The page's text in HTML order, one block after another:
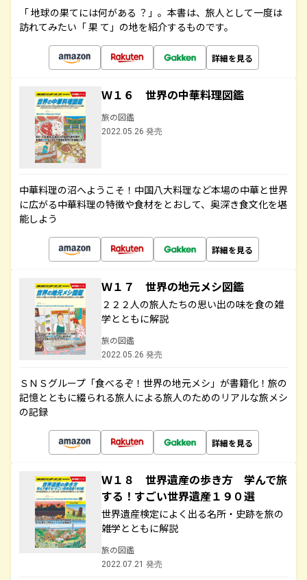
「 地球の果てには何がある ？」。本書は、旅人として一度は
訪れてみたい「 果 て」の地を紹介するものです。
詳細を見る
Ｗ１６ 世界の中華料理図鑑
旅の図鑑
2022.05.26 発売
中華料理の沼へようこそ！中国八大料理など本場の中華と世界
に広がる中華料理の特徴や食材をとおして、奥深き食文化を堪
能しよう
詳細を見る
Ｗ１７ 世界の地元メシ図鑑
２２２人の旅人たちの思い出の味を食の雑
学とともに解説
旅の図鑑
2022.05.26 発売
ＳＮＳグループ「食べるぞ！世界の地元メシ」が書籍化！旅の
記憶とともに綴られる旅人による旅人のためのリアルな旅メシ
の記録
詳細を見る
Ｗ１８ 世界遺産の歩き方 学んで旅
する！すごい世界遺産１９０選
世界遺産検定によく出る名所・史跡を旅の
雑学とともに解説
旅の図鑑
2022.07.21 発売